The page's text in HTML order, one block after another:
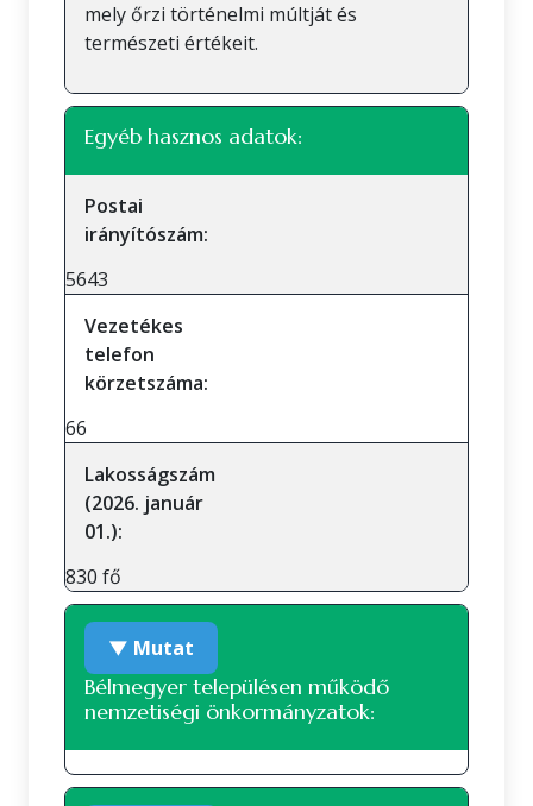
mely őrzi történelmi múltját és
természeti értékeit.
Egyéb hasznos adatok:
Postai
irányítószám:
5643
Vezetékes
telefon
körzetszáma:
66
Lakosságszám
(2026. január
01.):
830 fő
▼ Mutat
Bélmegyer településen működő
nemzetiségi önkormányzatok: